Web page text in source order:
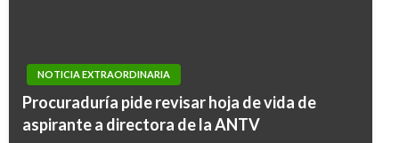
NOTICIA EXTRAORDINARIA
Procuraduría pide revisar hoja de vida de
aspirante a directora de la ANTV